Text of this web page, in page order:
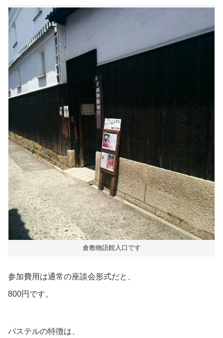
倉敷物語館入口です
参加費用は通常の座談会形式だと、
800円です。
パステルの特徴は、